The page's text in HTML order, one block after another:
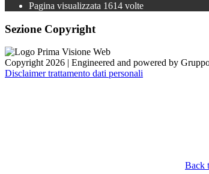
Pagina visualizzata 1614 volte
Sezione Copyright
Copyright 2026 | Engineered and powered by
Disclaimer trattamento dati personali
Back